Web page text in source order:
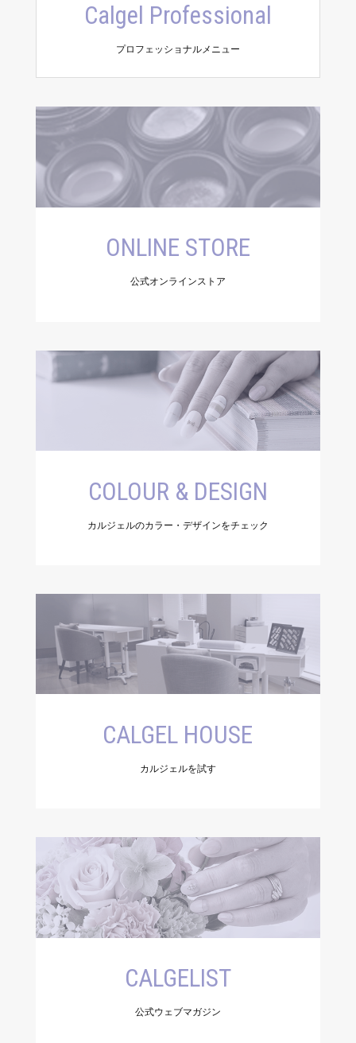
Calgel Professional
プロフェッショナルメニュー
ONLINE STORE
公式オンラインストア
COLOUR & DESIGN
カルジェルのカラー・デザインをチェック
CALGEL HOUSE
カルジェルを試す
CALGELIST
公式ウェブマガジン